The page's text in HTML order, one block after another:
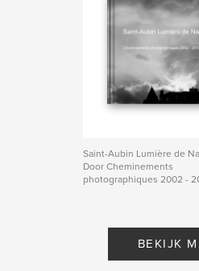
Saint-Aubin Lumière de
Door Cheminements
photographiques 2002 -
BEKIJK